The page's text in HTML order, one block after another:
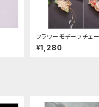
フラワーモチーフチェ
クリップ
¥1,280